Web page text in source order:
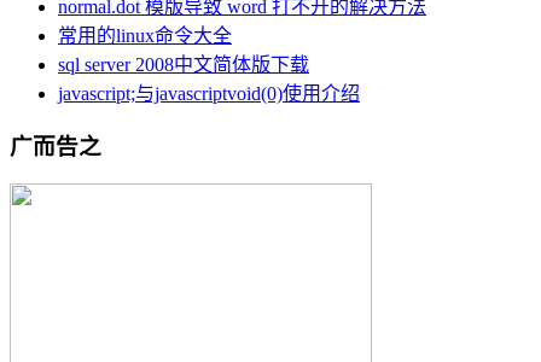
normal.dot 模版导致 word 打不开的解决方法
常用的linux命令大全
sql server 2008中文简体版下载
javascript;与javascriptvoid(0)使用介绍
广而告之